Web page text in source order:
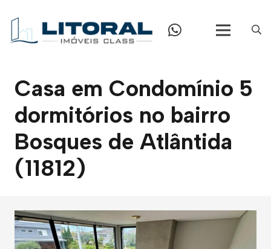
Casa em Condomínio 5
dormitórios no bairro
Bosques de Atlântida
(11812)